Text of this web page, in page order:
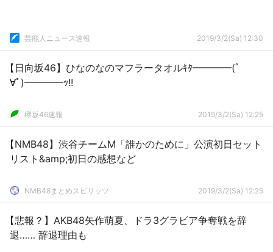
芸能人ニュース速報 2019/3/2(Sa) 12:30
【日向坂46】ひなのなのマフラータオルｷﾀ━━━━(ﾟ
∀ﾟ)━━━━ｯ!!
欅坂46速報 2019/3/2(Sa) 12:25
【NMB48】渋谷チームM「誰かのために」公演初日セット
リスト&amp;初日の感想など
NMB48まとめスピリッツ 2019/3/2(Sa) 12:25
【悲報？】AKB48矢作萌夏、ドラ3グラビア争奪戦を辞
退…… 辞退理由も